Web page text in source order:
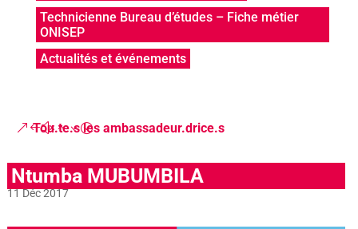
Technicienne Bureau d’études – Fiche métier
ONISEP
Actualités et événements
Tou.te.s les ambassadeur.drice.s
Ntumba MUBUMBILA
11 Déc 2017